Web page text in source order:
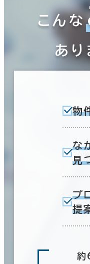
こんな
あ
物
な
見
プ
提
約